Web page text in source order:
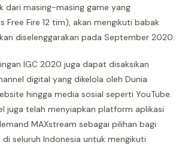
dari masing-masing game yang
Free Fire 12 tim), akan mengikuti babak
diselenggarakan pada September 2020.
IGC 2020 juga dapat disaksikan
digital yang dikelola oleh Dunia
hingga media sosial seperti YouTube.
juga telah menyiapkan platform aplikasi
MAXstream sebagai pilihan bagi
seluruh Indonesia untuk mengikuti